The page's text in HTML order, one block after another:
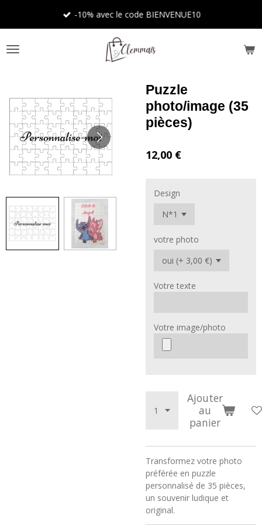
principal
-10% avec le code BIENVENUE10
Puzzle
photo/image (35
pièces)
12,00 €
Design
votre photo
Votre texte
Votre image/photo
Ajouter
au
panier
Transformez votre photo
préférée en puzzle
personnalisé de 35 pièces,
un souvenir ludique et
original.